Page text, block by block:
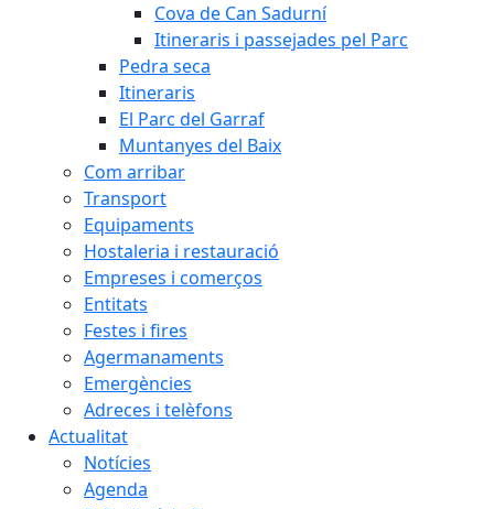
Cova de Can Sadurní
Itineraris i passejades pel Parc
Pedra seca
Itineraris
El Parc del Garraf
Muntanyes del Baix
Com arribar
Transport
Equipaments
Hostaleria i restauració
Empreses i comerços
Entitats
Festes i fires
Agermanaments
Emergències
Adreces i telèfons
Actualitat
Notícies
Agenda